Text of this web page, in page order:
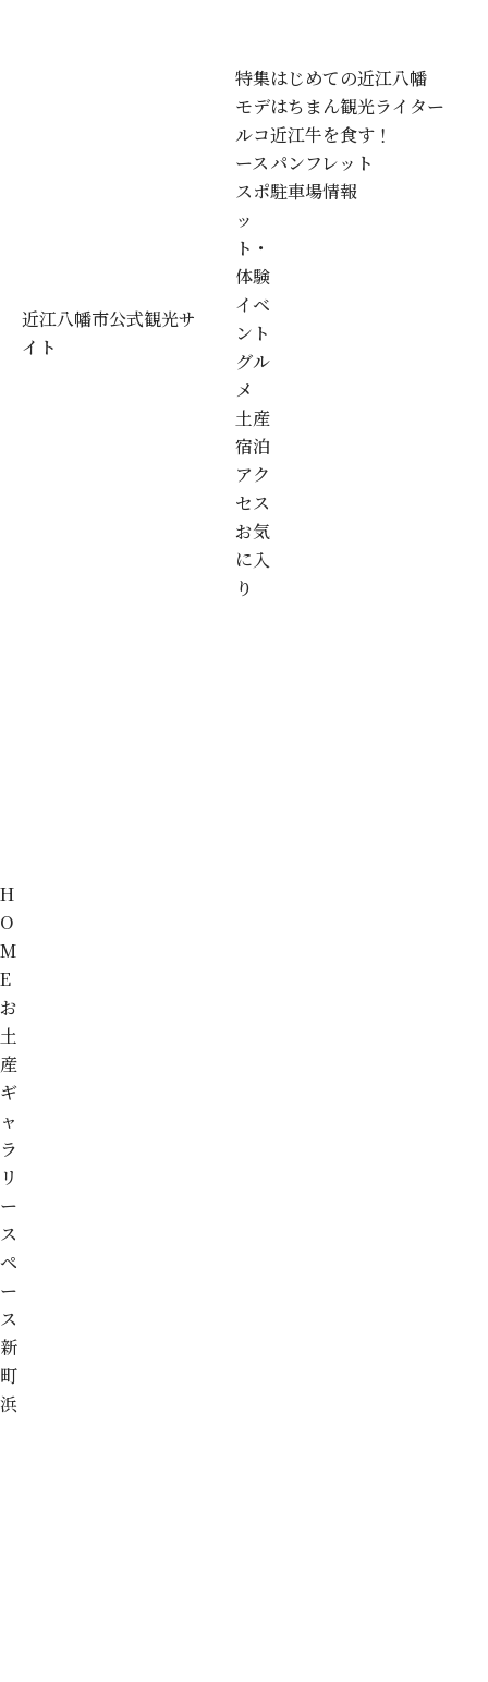
近江八幡市公式観光サ
イト
特集
モデ
ルコ
ース
スポ
ッ
ト・
体験
イベ
ント
グル
メ
土産
宿泊
アク
セス
お気
に入
り
はじめての近江八幡
はちまん観光ライター
近江牛を食す！
パンフレット
駐車場情報
H
O
M
E
お
土
産
ギ
ャ
ラ
リ
ー
ス
ペ
ー
ス
新
町
浜